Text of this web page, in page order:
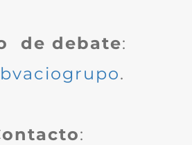
de debate:
.
: